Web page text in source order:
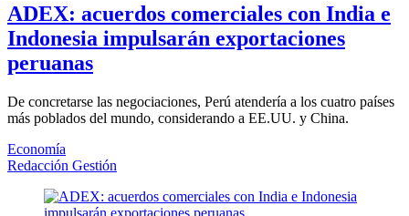
ADEX: acuerdos comerciales con India e
Indonesia impulsarán exportaciones
peruanas
De concretarse las negociaciones, Perú atendería a los cuatro países
más poblados del mundo, considerando a EE.UU. y China.
Economía
Redacción Gestión